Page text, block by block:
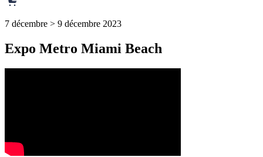
7 décembre > 9 décembre 2023
Expo Metro Miami Beach